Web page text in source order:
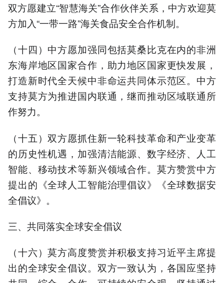
双方愿建立“智慧海关”合作伙伴关系，中方欢迎莫
方加入“一带一路”海关食品安全合作机制。
（十四）中方愿加强同包括莫桑比克在内的非洲
东海岸地区国家合作，助力地区国家更快发展，
打造新时代全天候中非命运共同体示范区。中方
支持莫方为推进国内联通，继而推动区域联通所
作努力。
（十五）双方愿抓住新一轮科技革命和产业变革
的历史性机遇，加强清洁能源、数字经济、人工
智能、移动技术等新兴领域合作。莫方赞赏中方
提出的《全球人工智能治理倡议》《全球数据安
全倡议》。
三、共同落实全球安全倡议
（十六）莫方高度赞赏并积极支持习近平主席提
出的全球安全倡议。双方一致认为，各国应坚持